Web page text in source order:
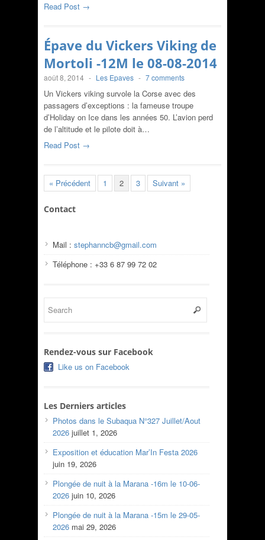
Read Post →
Épave du Vickers Viking de
Mortoli -12M le 08-08-2014
août 8, 2014 - Les Epaves - 7 comments
Un Vickers viking survole la Corse avec des
passagers d’exceptions : la fameuse troupe
d’Holiday on Ice dans les années 50. L’avion perd
de l’altitude et le pilote doit à…
Read Post →
« Précédent 1 2 3 Suivant »
Contact
Mail : stephanncb@gmail.com
Téléphone : +33 6 87 99 72 02
Rendez-vous sur Facebook
Like us on Facebook
Les Derniers articles
Photos dans le Subaqua N°327 Juillet/Aout
2026 juillet 1, 2026
Exposition et éducation Mar’In Festa 2026
juin 19, 2026
Plongée de nuit à la Marana -16m le 10-06-
2026 juin 10, 2026
Plongée de nuit à la Marana -15m le 29-05-
2026 mai 29, 2026